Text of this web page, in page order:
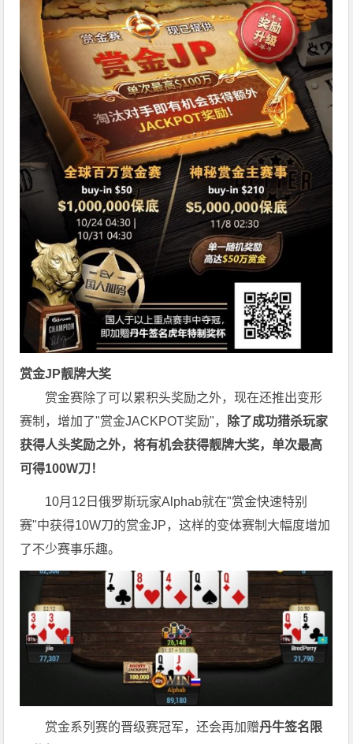
赏金JP靓牌大奖
赏金赛除了可以累积头奖励之外，现在还推出变形
赛制，增加了"赏金JACKPOT奖励"，
除了成功猎杀玩家
获得人头奖励之外，将有机会获得靓牌大奖，单次最高
可得100W刀！
10月12日俄罗斯玩家Alphab就在"赏金快速特别
赛"中获得10W刀的赏金JP，这样的变体赛制大幅度增加
了不少赛事乐趣。
赏金系列赛的晋级赛冠军，还会再加赠丹牛签名限